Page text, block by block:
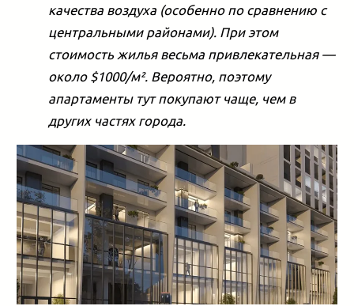
качества воздуха (особенно по сравнению с
центральными районами). При этом
стоимость жилья весьма привлекательная —
около $1000/м². Вероятно, поэтому
апартаменты тут покупают чаще, чем в
других частях города.